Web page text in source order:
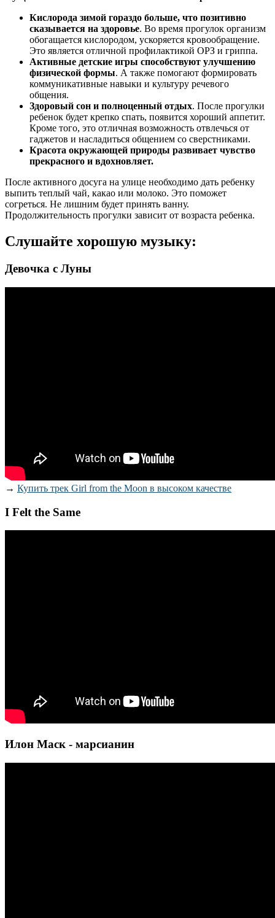
Кислорода зимой гораздо больше, что позитивно
сказывается на здоровье. Во время прогулок организм
обогащается кислородом, ускоряется кровообращение.
Это является отличной профилактикой ОРЗ и гриппа.
Активные детские игры способствуют улучшению
физической формы. А также помогают формировать
коммуникативные навыки и культуру речевого
общения.
Здоровый сон и полноценный отдых. После прогулки
ребенок будет крепко спать, появится хороший аппетит.
Кроме того, это отличная возможность отвлечься от
гаджетов и насладиться общением со сверстниками.
Красота окружающей природы развивает чувство
прекрасного и вдохновляет.
После активного досуга на улице необходимо дать ребенку
выпить теплый чай, какао или молоко. Это поможет
согреться. Не лишним будет принять ванну.
Продолжительность прогулки зависит от возраста ребенка.
Слушайте хорошую музыку:
Девочка с Луны
→ Купить трек Girl from the Moon в высоком качестве
I Felt the Same
Илон Маск - марсианин